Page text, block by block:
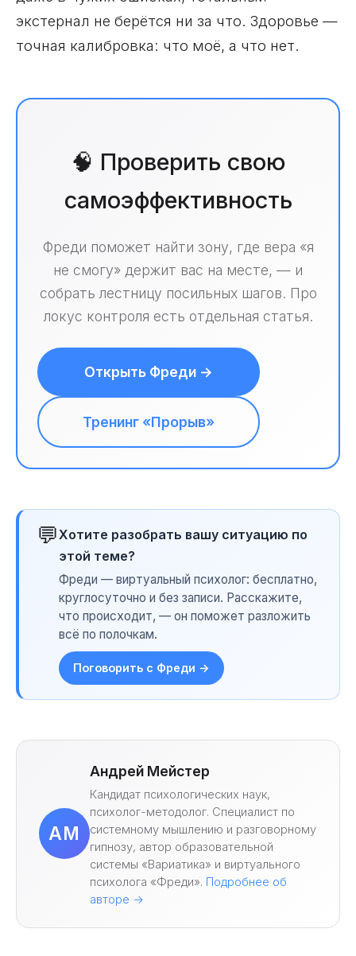
экстернал не берётся ни за что. Здоровье —
точная калибровка: что моё, а что нет.
🧠 Проверить свою
самоэффективность
Фреди поможет найти зону, где вера «я
не смогу» держит вас на месте, — и
собрать лестницу посильных шагов. Про
локус контроля есть отдельная статья.
Открыть Фреди →
Тренинг «Прорыв»
💬Хотите разобрать вашу ситуацию по
этой теме?
Фреди — виртуальный психолог: бесплатно,
круглосуточно и без записи. Расскажите,
что происходит, — он поможет разложить
всё по полочкам.
Поговорить с Фреди →
АМ
Андрей Мейстер
Кандидат психологических наук,
психолог-методолог. Специалист по
системному мышлению и разговорному
гипнозу, автор образовательной
системы «Вариатика» и виртуального
психолога «Фреди». Подробнее об
авторе →